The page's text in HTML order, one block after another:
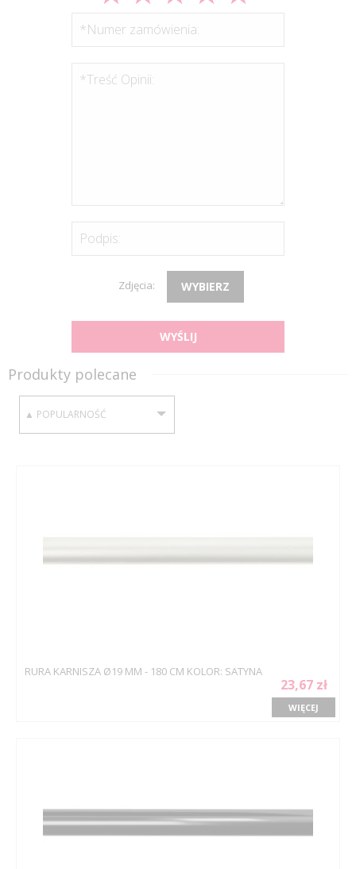
*Numer zamówienia:
*Treść Opinii:
Podpis:
Zdjęcia: WYBIERZ
WYŚLIJ
Produkty polecane
SORTUJ WEDŁUG:
RURA KARNISZA Ø19 MM - 180 CM KOLOR: SATYNA
23,67 zł
WIĘCEJ